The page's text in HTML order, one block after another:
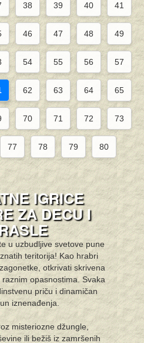
38 39 40 41
46 47 48 49
54 55 56 57
62 63 64 65
70 71 72 73
77 78 79 80
IGRICE
ZA DECU I
u uzbudljive svetove pune
teritorija! Kao hrabri
otkrivati skrivena
opasnostima. Svaka
priču i dinamičan
iznenađenja.
misteriozne džungle,
ili bežiš iz zamršenih